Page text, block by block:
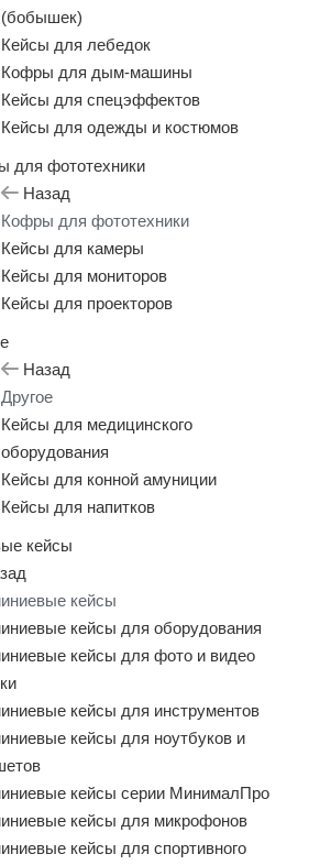
(бобышек)
Кейсы для лебедок
Кофры для дым-машины
Кейсы для спецэффектов
Кейсы для одежды и костюмов
для фототехники
Назад
Кофры для фототехники
Кейсы для камеры
Кейсы для мониторов
Кейсы для проекторов
Назад
Другое
Кейсы для медицинского
оборудования
Кейсы для конной амуниции
Кейсы для напитков
кейсы
кейсы
кейсы для оборудования
кейсы для фото и видео
кейсы для инструментов
кейсы для ноутбуков и
кейсы серии МинималПро
кейсы для микрофонов
кейсы для спортивного